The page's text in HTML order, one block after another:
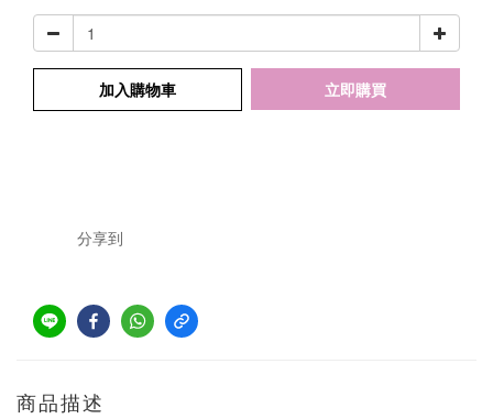
加入購物車 立即購買
分享到
商品描述